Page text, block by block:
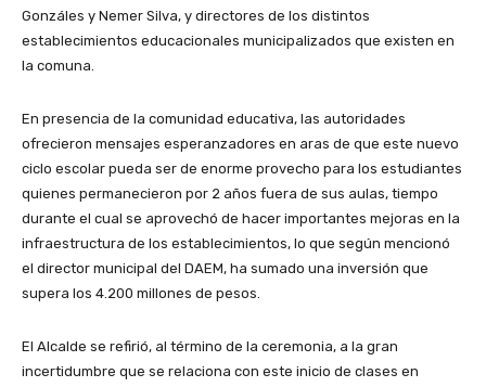
Gonzáles y Nemer Silva, y directores de los distintos
establecimientos educacionales municipalizados que existen en
la comuna.
En presencia de la comunidad educativa, las autoridades
ofrecieron mensajes esperanzadores en aras de que este nuevo
ciclo escolar pueda ser de enorme provecho para los estudiantes
quienes permanecieron por 2 años fuera de sus aulas, tiempo
durante el cual se aprovechó de hacer importantes mejoras en la
infraestructura de los establecimientos, lo que según mencionó
el director municipal del DAEM, ha sumado una inversión que
supera los 4.200 millones de pesos.
El Alcalde se refirió, al término de la ceremonia, a la gran
incertidumbre que se relaciona con este inicio de clases en